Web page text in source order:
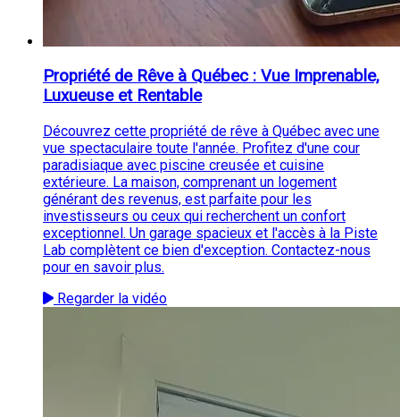
Propriété de Rêve à Québec : Vue Imprenable,
Luxueuse et Rentable
Découvrez cette propriété de rêve à Québec avec une
vue spectaculaire toute l'année. Profitez d'une cour
paradisiaque avec piscine creusée et cuisine
extérieure. La maison, comprenant un logement
générant des revenus, est parfaite pour les
investisseurs ou ceux qui recherchent un confort
exceptionnel. Un garage spacieux et l'accès à la Piste
Lab complètent ce bien d'exception. Contactez-nous
pour en savoir plus.
Regarder la vidéo